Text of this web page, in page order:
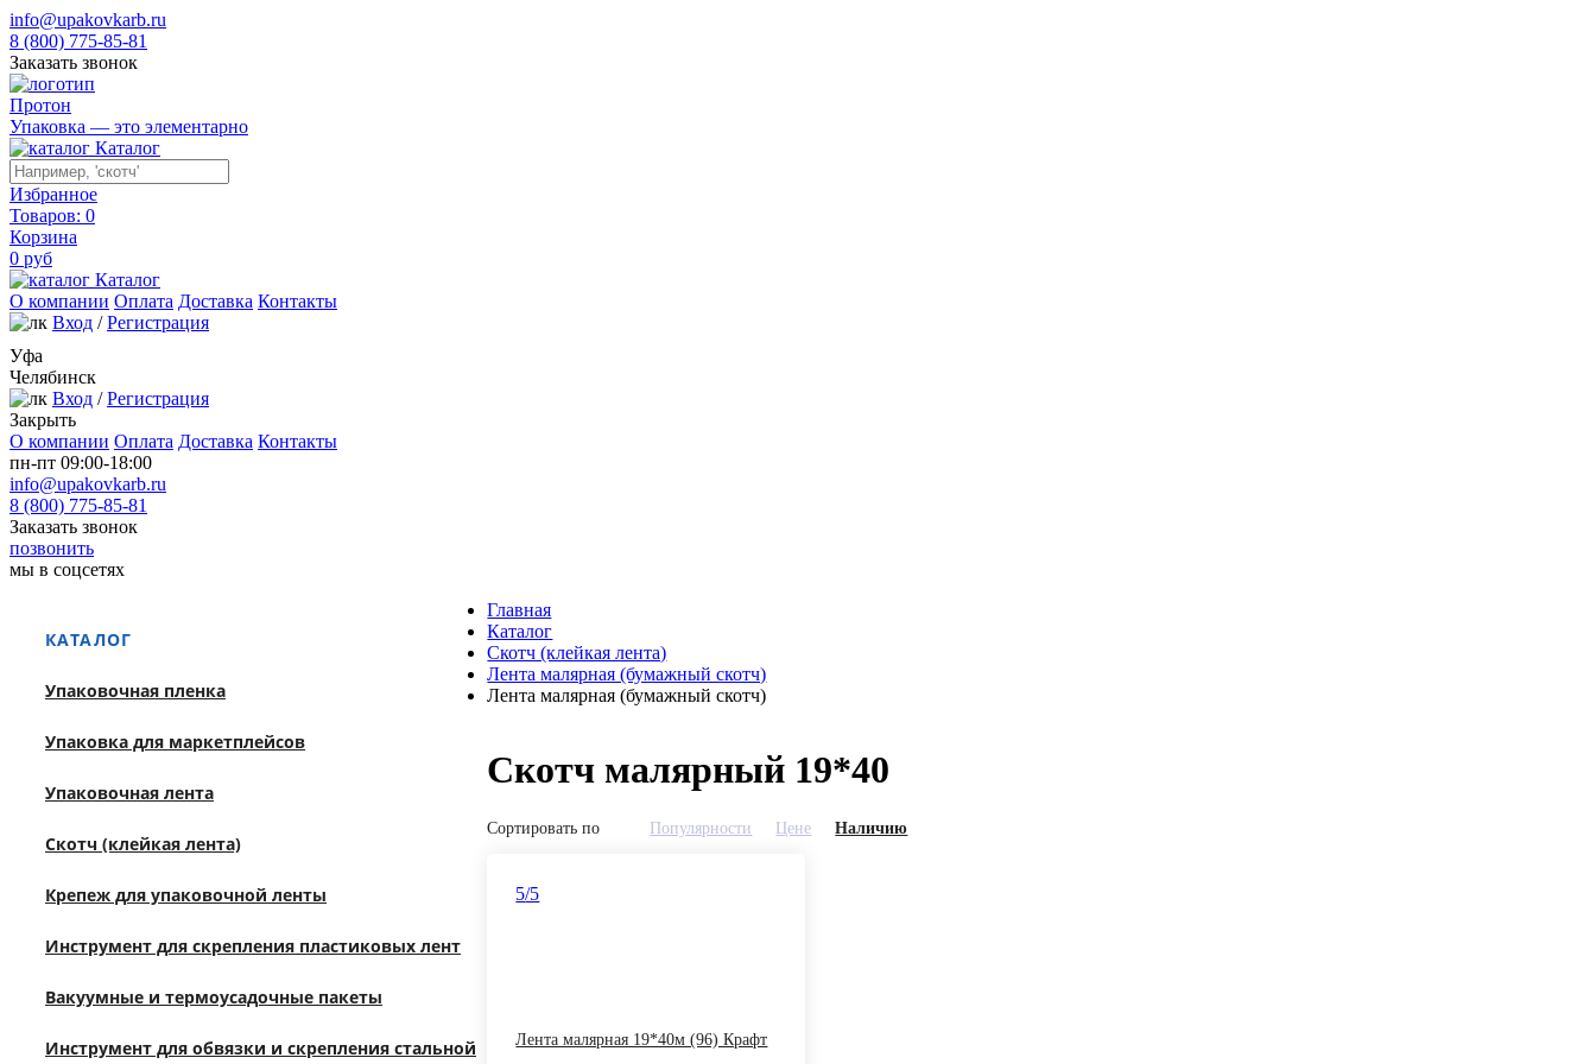
info@upakovkarb.ru
8 (800) 775-85-81
Заказать звонок
Протон
Упаковка — это элементарно
Каталог
Избранное
Товаров: 0
Корзина
0 руб
Каталог
О компании Оплата Доставка Контакты
Вход / Регистрация
Уфа
Челябинск
Вход / Регистрация
Закрыть
О компании Оплата Доставка Контакты
пн-пт 09:00-18:00
info@upakovkarb.ru
8 (800) 775-85-81
Заказать звонок
позвонить
мы в соцсетях
КАТАЛОГ
Упаковочная пленка
Упаковка для маркетплейсов
Упаковочная лента
Скотч (клейкая лента)
Крепеж для упаковочной ленты
Инструмент для скрепления пластиковых лент
Вакуумные и термоусадочные пакеты
Инструмент для обвязки и скрепления стальной
Главная
Каталог
Скотч (клейкая лента)
Лента малярная (бумажный скотч)
Лента малярная (бумажный скотч)
Скотч малярный 19*40
Сортировать по Популярности Цене Наличию
5/5
Лента малярная 19*40м (96) Крафт